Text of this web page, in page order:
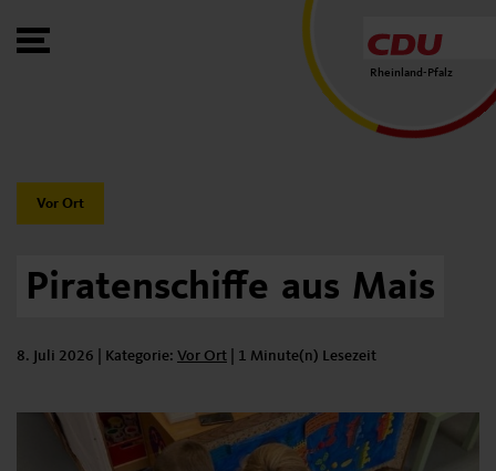
Toggle Menu
Rheinland-Pfalz
Category:
Vor Ort
Piratenschiffe aus Mais
8. Juli 2026 | Kategorie: Kategorie:
Vor Ort 1 Minute(n) Lesezeit